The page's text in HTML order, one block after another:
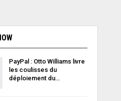
PayPal : Otto Williams livre
les coulisses du
déploiement du…